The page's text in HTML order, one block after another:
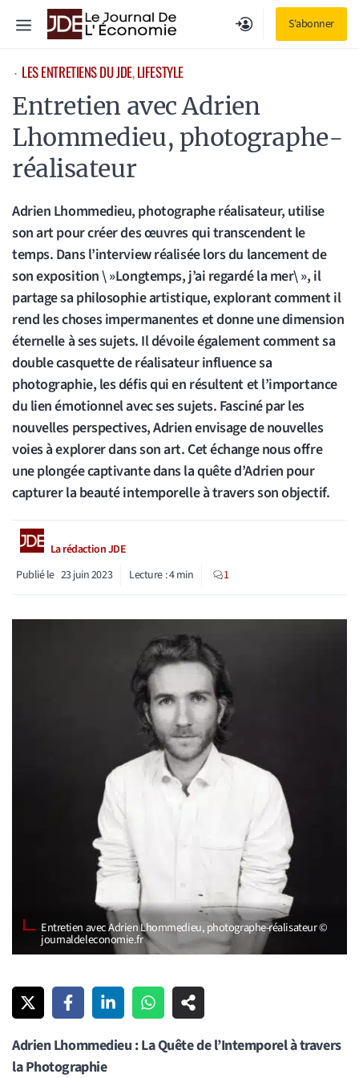
S'abonner
Menu
⋅ LES ENTRETIENS DU JDE, LIFESTYLE
Entretien avec Adrien
Lhommedieu, photographe-
réalisateur
Adrien Lhommedieu, photographe réalisateur, utilise
son art pour créer des œuvres qui transcendent le
temps. Dans l’interview réalisée lors du lancement de
son exposition \ »Longtemps, j’ai regardé la mer\ », il
partage sa philosophie artistique, explorant comment il
rend les choses impermanentes et donne une dimension
éternelle à ses sujets. Il dévoile également comment sa
double casquette de réalisateur influence sa
photographie, les défis qui en résultent et l’importance
du lien émotionnel avec ses sujets. Fasciné par les
nouvelles perspectives, Adrien envisage de nouvelles
voies à explorer dans son art. Cet échange nous offre
une plongée captivante dans la quête d’Adrien pour
capturer la beauté intemporelle à travers son objectif.
La rédaction JDE
Publié le 23 juin 2023 Lecture :4min 1
Entretien avec Adrien Lhommedieu, photographe-réalisateur ©
journaldeleconomie.fr
Adrien Lhommedieu : La Quête de l’Intemporel à travers
la Photographie